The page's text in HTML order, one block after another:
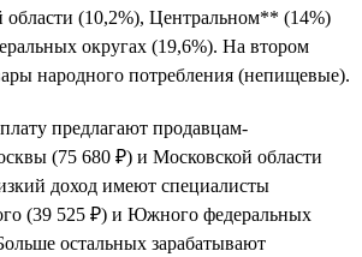
области (10,2%), Центральном** (14%)
округах (19,6%). На втором
народного потребления (непищевые).
предлагают продавцам-
(75 680 ₽) и Московской области
доход имеют специалисты
(39 525 ₽) и Южного федеральных
остальных зарабатывают